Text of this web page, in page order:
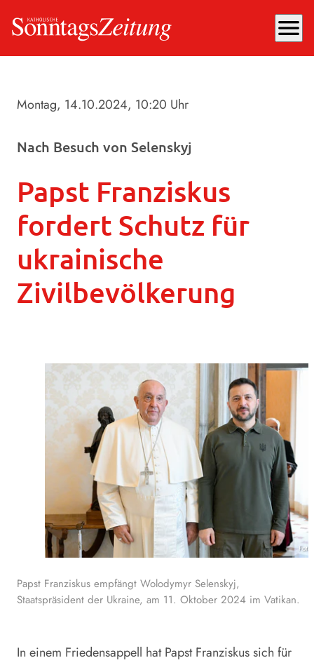
menu
Montag, 14.10.2024, 10:20 Uhr
Nach Besuch von Selenskyj
Papst Franziskus
fordert Schutz für
ukrainische
Zivilbevölkerung
Papst Franziskus empfängt Wolodymyr Selenskyj,
Staatspräsident der Ukraine, am 11. Oktober 2024 im Vatikan.
In einem Friedensappell hat Papst Franziskus sich für